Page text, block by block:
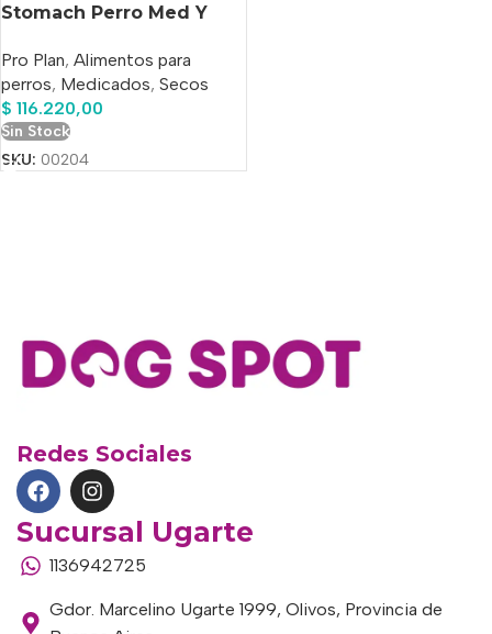
Stomach Perro Med Y
Pro Plan, Alimentos para
perros, Medicados, Secos
$ 116.220,00
Sin Stock
SKU: 00204
Redes Sociales
Sucursal Ugarte
1136942725
Gdor. Marcelino Ugarte 1999, Olivos, Provincia de